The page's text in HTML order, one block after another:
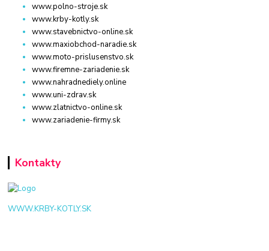
www.polno-stroje.sk
www.krby-kotly.sk
www.stavebnictvo-online.sk
www.maxiobchod-naradie.sk
www.moto-prislusenstvo.sk
www.firemne-zariadenie.sk
www.nahradnediely.online
www.uni-zdrav.sk
www.zlatnictvo-online.sk
www.zariadenie-firmy.sk
Kontakty
WWW.KRBY-KOTLY.SK